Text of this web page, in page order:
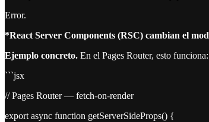
Error.
*React Server Components (RSC) cambian el
Ejemplo concreto. En el Pages Router, esto funciona:
```jsx
// Pages Router — fetch-on-render
export async function getServerSideProps() {